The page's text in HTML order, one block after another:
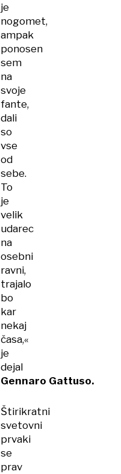
je
nogomet,
ampak
ponosen
sem
na
svoje
fante,
dali
so
vse
od
sebe.
To
je
velik
udarec
na
osebni
ravni,
trajalo
bo
kar
nekaj
časa,«
je
dejal
Gennaro Gattuso.
Štirikratni
svetovni
prvaki
se
prav